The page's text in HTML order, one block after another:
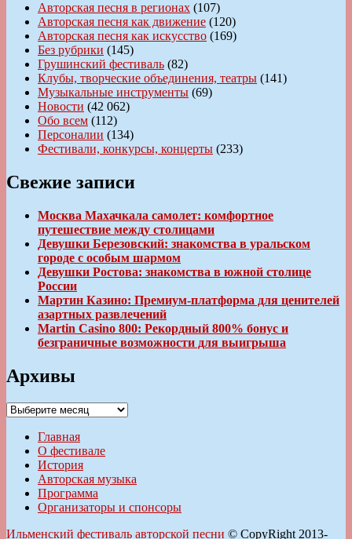
Авторская песня в регионах (107)
Авторская песня как движение (120)
Авторская песня как искусство (169)
Без рубрики (145)
Грушинский фестиваль (82)
Клубы, творческие объединения, театры (141)
Музыкальные инструменты (69)
Новости (42 062)
Обо всем (112)
Персоналии (134)
Фестивали, конкурсы, концерты (233)
Свежие записи
Москва Махачкала самолет: комфортное
путешествие между столицами
Девушки Березовский: знакомства в уральском
городе с особым шармом
Девушки Ростова: знакомства в южной столице
России
Мартин Казино: Премиум-платформа для ценителей
азартных развлечений
Martin Casino 800: Рекордный 800% бонус и
безграничные возможности для выигрыша
Архивы
Архивы
Главная
О фестивале
История
Авторская музыка
Программа
Организаторы и спонсоры
Ильменский фестиваль авторской песни © CopyRight 2013-